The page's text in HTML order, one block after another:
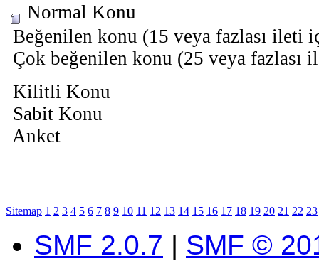
Normal Konu
Beğenilen konu (15 veya fazlası ileti
Çok beğenilen konu (25 veya fazlası
Kilitli Konu
Sabit Konu
Anket
Sitemap 1 2 3 4 5 6 7 8 9 10 11 12 13 14 15 16 17 18 19 20 21 22 23
SMF 2.0.7 | SMF ©